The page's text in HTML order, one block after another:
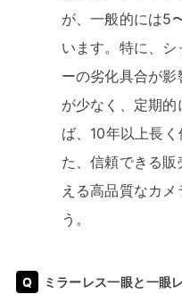
が、一般的には5
います。特に、
ーの劣化具合が
が少なく、定期
ば、10年以上長
た、信頼できる
える高品質なカ
う。
ミラーレス一眼と一眼